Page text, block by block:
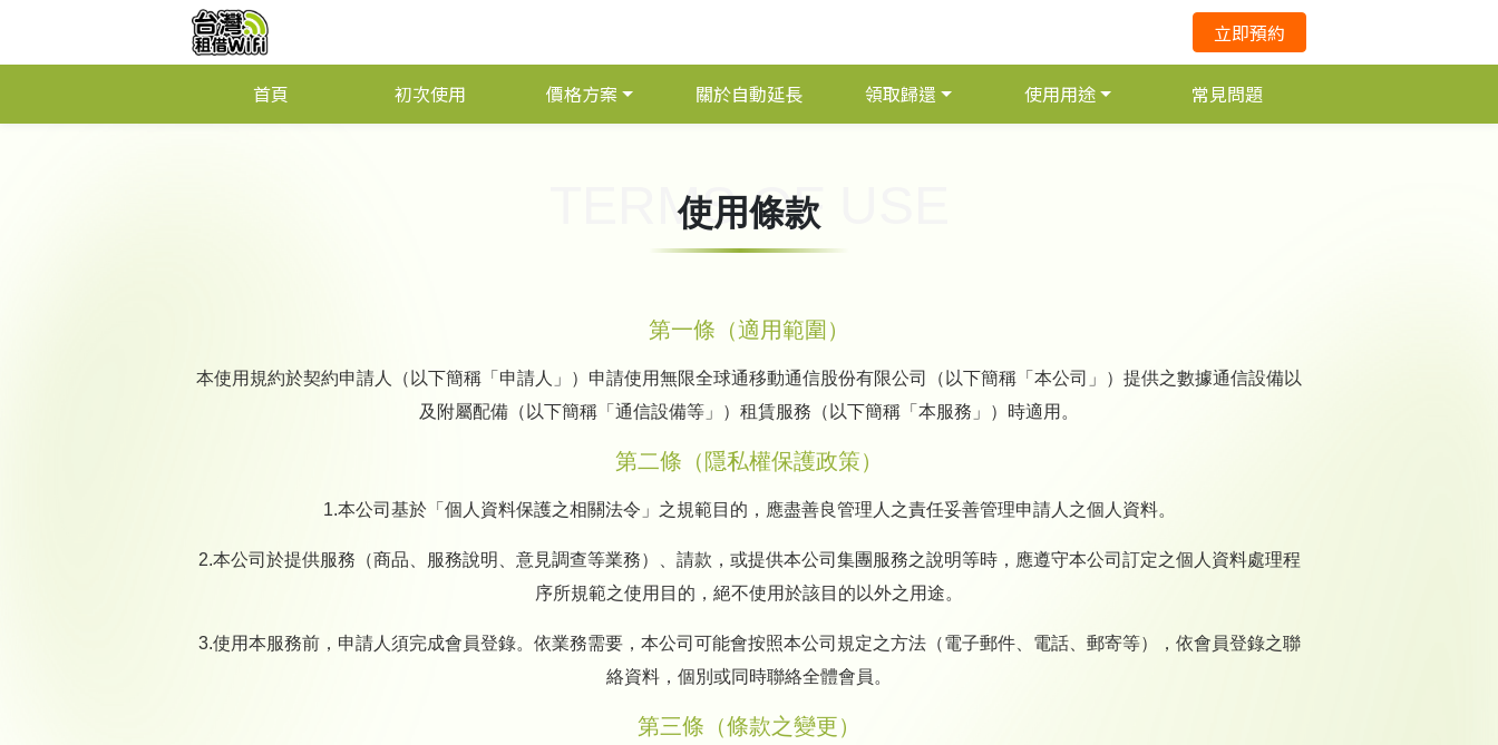
立即預約
首頁 初次使用 價格方案 關於自動延長 領取歸還 使用用途 常見問題
TERMS OF USE
使用條款
第一條（適用範圍）
本使用規約於契約申請人（以下簡稱「申請人」）申請使用無限全球通移動通信股份有限公司（以下簡稱「本公司」）提供之數據通信設備以
及附屬配備（以下簡稱「通信設備等」）租賃服務（以下簡稱「本服務」）時適用。
第二條（隱私權保護政策）
1.本公司基於「個人資料保護之相關法令」之規範目的，應盡善良管理人之責任妥善管理申請人之個人資料。
2.本公司於提供服務（商品、服務說明、意見調查等業務）、請款，或提供本公司集團服務之說明等時，應遵守本公司訂定之個人資料處理程
序所規範之使用目的，絕不使用於該目的以外之用途。
3.使用本服務前，申請人須完成會員登錄。依業務需要，本公司可能會按照本公司規定之方法（電子郵件、電話、郵寄等），依會員登錄之聯
絡資料，個別或同時聯絡全體會員。
第三條（條款之變更）